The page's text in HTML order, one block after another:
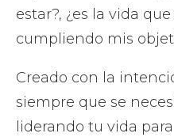
estar?, ¿es la vida
cumpliendo mis
Creado con la
siempre que se
liderando tu vida